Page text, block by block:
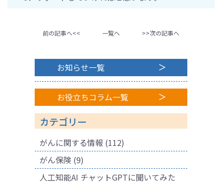
前の記事へ<< 一覧へ >>次の記事へ
お知らせ一覧
お役立ちコラム一覧
カテゴリー
がんに関する情報 (112)
がん保険 (9)
人工知能AI チャットGPTに聞いてみた